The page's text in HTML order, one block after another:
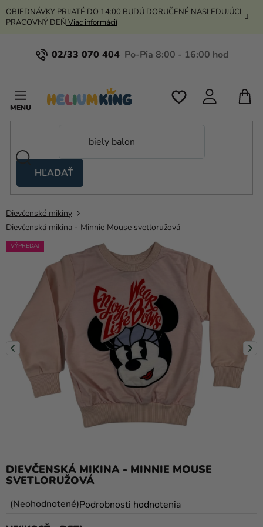
Prejsť
na
OBJEDNÁVKY PRIJATÉ DO 14:00 BUDÚ DORUČENÉ NASLEDUJÚCI
PRACOVNÝ DEŇ Viac informácií
02/33 070 404
HĽADAŤ
stany
Kanekalon
Hélium
balóny
Svadba
Výzdoba
doplnky
Karnevalové
Pečenie
Dievčenské mikiny
Dievčenská mikina - Minnie Mouse svetloružová
DIEVČENSKÁ MIKINA - MINNIE MOUSE
SVETLORUŽOVÁ
Priemerné
NeohodnotenéPodrobnosti hodnotenia
VÝPREDAJ